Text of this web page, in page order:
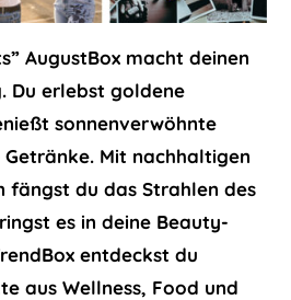
AugustBox macht deinen
Du erlebst goldene
sonnenverwöhnte
Mit nachhaltigen
fängst du das Strahlen des
es in deine Beauty-
entdeckst du
aus Wellness, Food und